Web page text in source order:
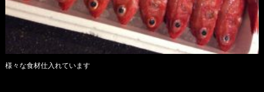
様々な食材仕入れています